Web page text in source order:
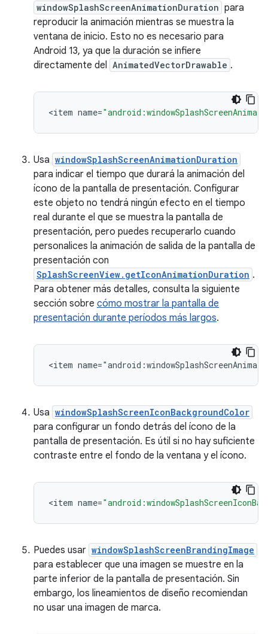
windowSplashScreenAnimationDuration para
reproducir la animación mientras se muestra la
ventana de inicio. Esto no es necesario para
Android 13, ya que la duración se infiere
directamente del
AnimatedVectorDrawable .
<item name=
Usa windowSplashScreenAnimationDuration
para indicar el tiempo que durará la animación del
ícono de la pantalla de presentación. Configurar
este objeto no tendrá ningún efecto en el tiempo
real durante el que se muestra la pantalla de
presentación, pero puedes recuperarlo cuando
personalices la animación de salida de la pantalla de
presentación con
SplashScreenView.getIconAnimationDuration .
Para obtener más detalles, consulta la siguiente
sección sobre cómo mostrar la pantalla de
presentación durante períodos más largos.
Usa windowSplashScreenIconBackgroundColor
para configurar un fondo detrás del ícono de la
pantalla de presentación. Es útil si no hay suficiente
contraste entre el fondo de la ventana y el ícono.
<item name=
Puedes usar windowSplashScreenBrandingImage
para establecer que una imagen se muestre en la
parte inferior de la pantalla de presentación. Sin
embargo, los lineamientos de diseño recomiendan
no usar una imagen de marca.